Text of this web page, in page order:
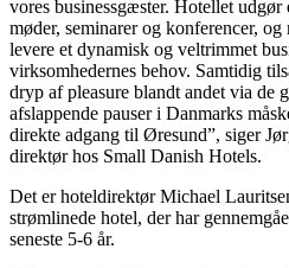
vores businessgæster. Hotellet
møder, seminarer og konferencer,
levere et dynamisk og veltrimmet
virksomhedernes behov. Samtidig
dryp af pleasure blandt andet via de
afslappende pauser i Danmarks
direkte adgang til Øresund”, siger
direktør hos Small Danish Hotels.
Det er hoteldirektør Michael
strømlinede hotel, der har
seneste 5-6 år.